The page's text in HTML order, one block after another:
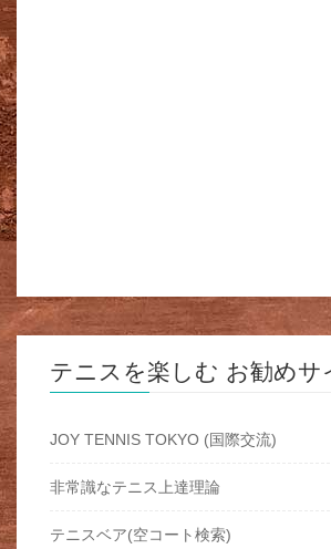
テニスを楽しむ お勧めサ
JOY TENNIS TOKYO (国際交流)
非常識なテニス上達理論
テニスベア(空コート検索)